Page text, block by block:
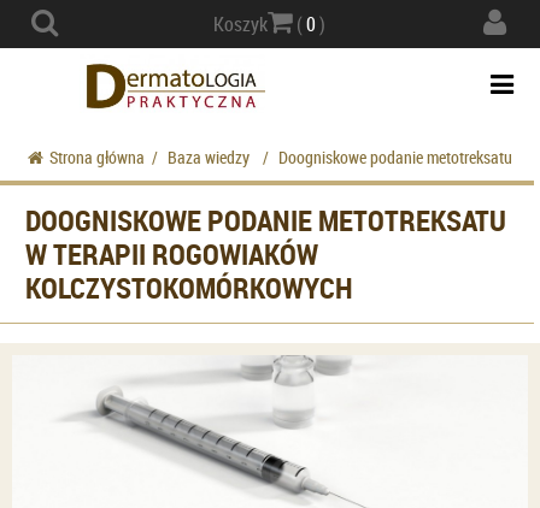
Koszyk (0)
Strona główna / Baza wiedzy / Doogniskowe podanie metotreksatu w
DOOGNISKOWE PODANIE METOTREKSATU
W TERAPII ROGOWIAKÓW
KOLCZYSTOKOMÓRKOWYCH